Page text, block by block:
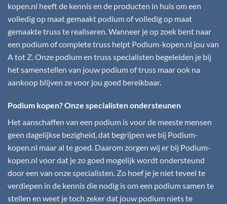
kopen.nl heeft de kennis en de producten in huis om een
volledig op maat gemaakt podium of volledig op maat
gemaakte truss te realiseren. Wanneer je op zoek bent naar
een podium of complete truss helpt Podium-kopen.nl jou van
A tot Z. Onze podium en truss specialisten begeleiden je bij
het samenstellen van jouw podium of truss maar ook na
aankoop blijven ze voor jou goed bereikbaar.
Podium kopen? Onze specialisten ondersteunen
Het aanschaffen van een podium is voor de meeste mensen
geen dagelijkse bezigheid, dat begrijpen we bij Podium-
kopen.nl maar al te goed. Daarom zorgen wij er bij Podium-
kopen.nl voor dat je zo goed mogelijk wordt ondersteund
door een van onze specialisten. Zo hoef je je niet teveel te
verdiepen in de kennis die nodig is om een podium samen te
stellen en weet je toch zeker dat jouw podium niets te